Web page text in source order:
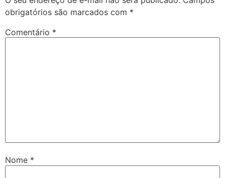
obrigatórios são marcados com *
Comentário *
Nome *